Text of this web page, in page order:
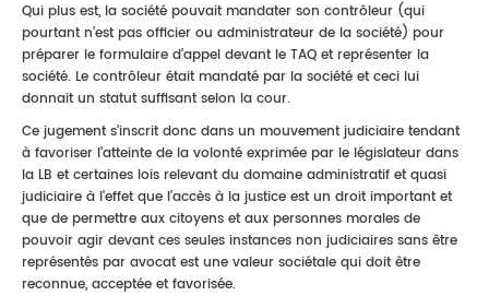
Qui plus est, la société pouvait mandater son contrôleur (qui
pourtant n’est pas officier ou administrateur de la société) pour
préparer le formulaire d’appel devant le TAQ et représenter la
société. Le contrôleur était mandaté par la société et ceci lui
donnait un statut suffisant selon la cour.
Ce jugement s’inscrit donc dans un mouvement judiciaire tendant
à favoriser l’atteinte de la volonté exprimée par le législateur dans
la LB et certaines lois relevant du domaine administratif et quasi
judiciaire à l’effet que l’accès à la justice est un droit important et
que de permettre aux citoyens et aux personnes morales de
pouvoir agir devant ces seules instances non judiciaires sans être
représentés par avocat est une valeur sociétale qui doit être
reconnue, acceptée et favorisée.